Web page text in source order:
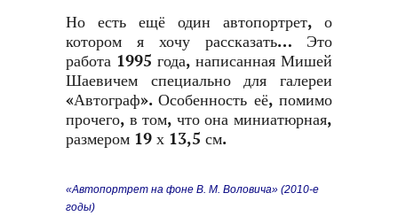
Но есть ещё один автопортрет, о
котором я хочу рассказать… Это
работа 1995 года, написанная Мишей
Шаевичем специально для галереи
«Автограф». Особенность её, помимо
прочего, в том, что она миниатюрная,
размером 19 х 13,5 см.
«Автопортрет на фоне В. М. Воловича» (2010-е
годы)